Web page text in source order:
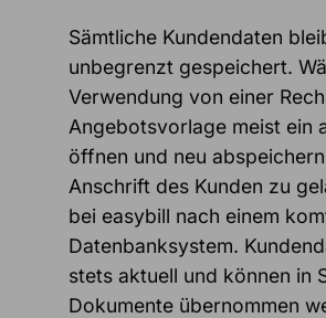
Sämtliche Kundendaten
unbegrenzt gespeichert.
Verwendung von einer
Angebotsvorlage meist ein
öffnen und neu
Anschrift des Kunden zu
bei easybill nach einem
Datenbanksystem.
stets aktuell und können in
Dokumente übernommen